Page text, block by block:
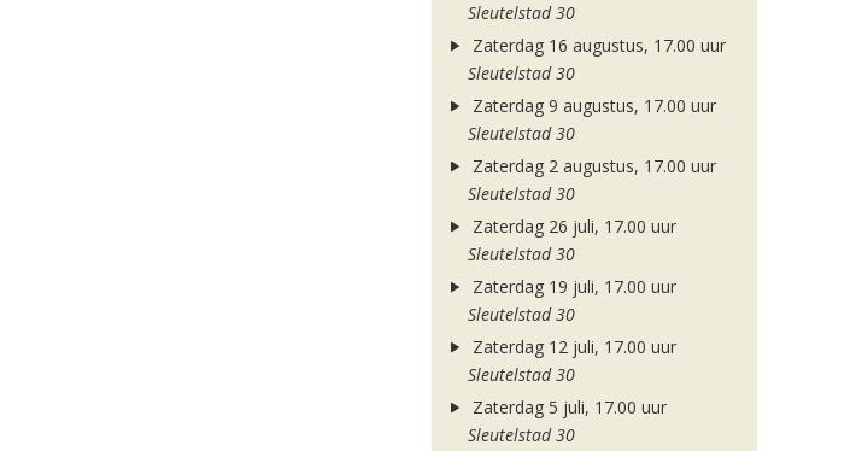
Sleutelstad 30
Zaterdag 16 augustus, 17.00 uur
Sleutelstad 30
Zaterdag 9 augustus, 17.00 uur
Sleutelstad 30
Zaterdag 2 augustus, 17.00 uur
Sleutelstad 30
Zaterdag 26 juli, 17.00 uur
Sleutelstad 30
Zaterdag 19 juli, 17.00 uur
Sleutelstad 30
Zaterdag 12 juli, 17.00 uur
Sleutelstad 30
Zaterdag 5 juli, 17.00 uur
Sleutelstad 30